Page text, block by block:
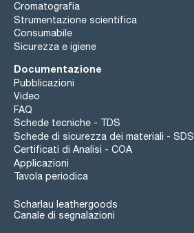
Cromatografia
Strumentazione scientifica
Consumabile
Sicurezza e igiene
Documentazione
Pubblicazioni
Video
FAQ
Schede tecniche - TDS
Schede di sicurezza dei materiali - SDS
Certificati di Analisi - COA
Applicazioni
Tavola periodica
Scharlau leathergoods
Canale di segnalazioni